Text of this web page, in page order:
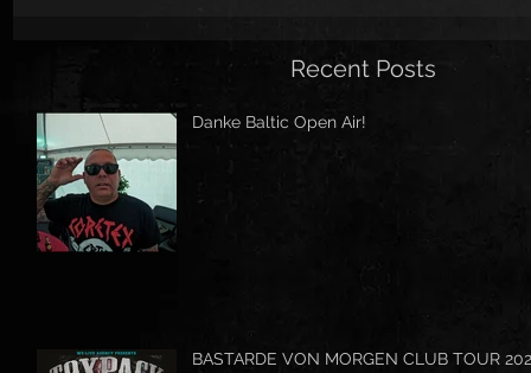
Recent Posts
Danke Baltic Open Air!
BASTARDE VON MORGEN CLUB TOUR